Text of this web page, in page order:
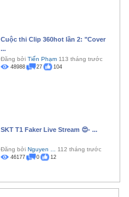
Cuộc thi Clip 360hot lần 2: "Cover
...
Đăng bởi Tiến Phạm 113 tháng trước
48988 27 104
SKT T1 Faker Live Stream 😍- ...
Đăng bởi Nguyen ... 112 tháng trước
46177 0 12